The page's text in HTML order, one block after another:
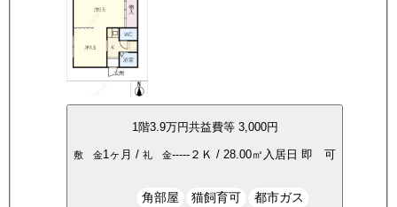
1階3.9万円共益費等 3,000円
敷 金1ヶ月 /礼 金----- ２Ｋ / 28.00㎡ 入居日 即 可
角部屋 猫飼育可 都市ガス